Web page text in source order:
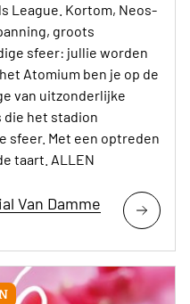
League. Kortom, Neos-
groots
sfeer: jullie worden
Atomium ben je op de
van uitzonderlijke
het stadion
sfeer. Met een optreden
taart. ALLEN
Van Damme